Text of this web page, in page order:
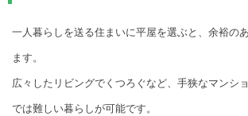
一人暮らしを送る住まいに平屋を選ぶと、余裕の
ます。
広々したリビングでくつろぐなど、手狭なマンシ
では難しい暮らしが可能です。